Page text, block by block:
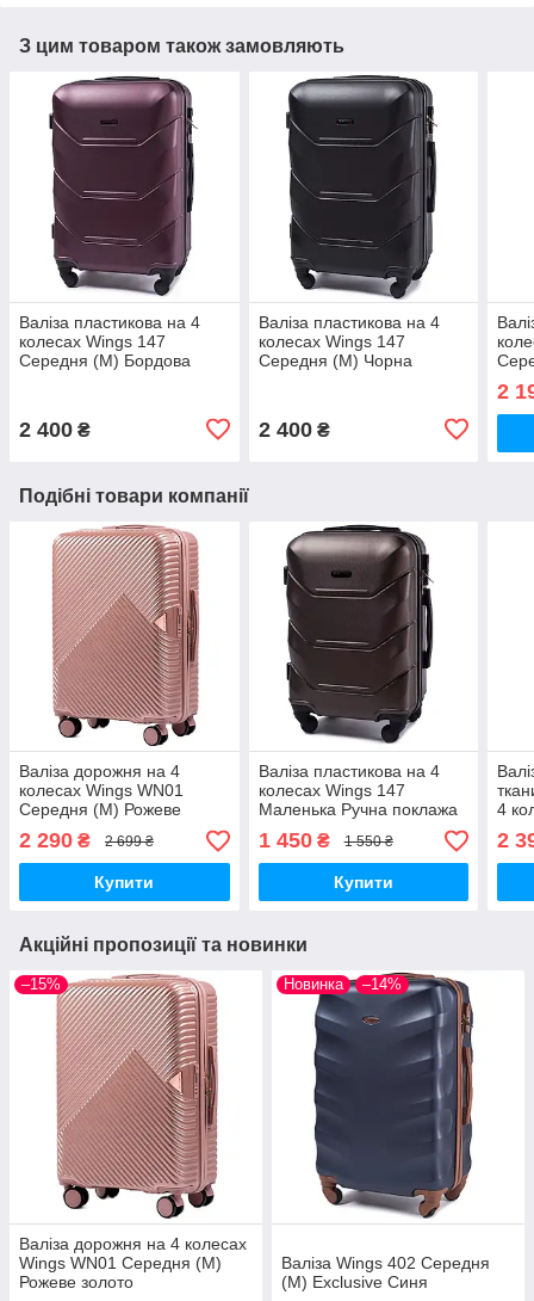
З цим товаром також замовляють
Валіза пластикова на 4
колесах Wings 147
Середня (M) Бордова
2 400 ₴
Валіза пластикова на 4
колесах Wings 147
Середня (M) Чорна
2 400₴
2
Подібні товари компанії
Валіза дорожня на 4
колесах Wings WN01
Середня (M) Рожеве
золото
2 290 ₴ 2 699 ₴
Купити
Валіза пластикова на 4
колесах Wings 147
Маленька Ручна поклажа
(S) Коричнева
1 450₴ 1 550 ₴
Купити
4
2
Акційні пропозиції та новинки
–15%
Валіза дорожня на 4 колесах
Wings WN01 Середня (M)
Рожеве золото
Новинка –14%
Валіза Wings 402 Середня
(M) Exclusive Синя